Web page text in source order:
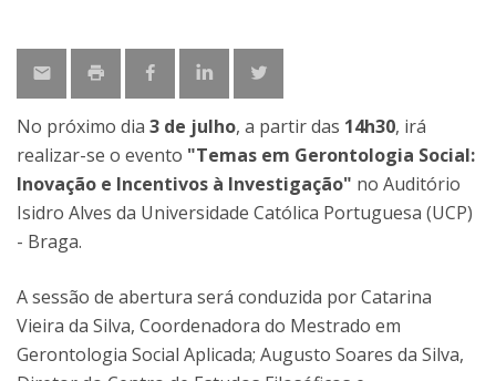
No próximo dia 3 de julho, a partir das 14h30, irá
realizar-se o evento "Temas em Gerontologia Social:
Inovação e Incentivos à Investigação" no Auditório
Isidro Alves da Universidade Católica Portuguesa (UCP)
- Braga.
A sessão de abertura será conduzida por Catarina
Vieira da Silva, Coordenadora do Mestrado em
Gerontologia Social Aplicada; Augusto Soares da Silva,